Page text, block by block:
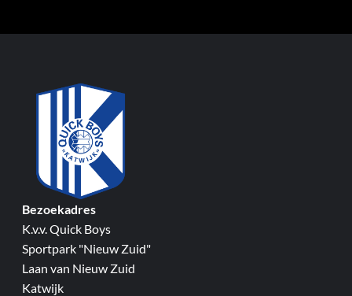
Bezoekadres
K.v.v. Quick Boys
Sportpark "Nieuw Zuid"
Laan van Nieuw Zuid
Katwijk